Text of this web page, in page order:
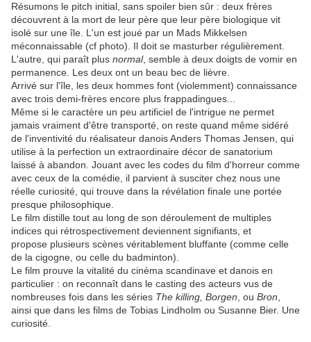
Résumons le pitch initial, sans spoiler bien sûr : deux frères
découvrent à la mort de leur père que leur père biologique vit
isolé sur une île. L'un est joué par un Mads Mikkelsen
méconnaissable (cf photo). Il doit se masturber régulièrement.
L'autre, qui paraît plus normal, semble à deux doigts de vomir en
permanence. Les deux ont un beau bec de lièvre.
Arrivé sur l'île, les deux hommes font (violemment) connaissance
avec trois demi-frères encore plus frappadingues...
Même si le caractère un peu artificiel de l'intrigue ne permet
jamais vraiment d'être transporté, on reste quand même sidéré
de l'inventivité du réalisateur danois Anders Thomas Jensen, qui
utilise à la perfection un extraordinaire décor de sanatorium
laissé à abandon. Jouant avec les codes du film d'horreur comme
avec ceux de la comédie, il parvient à susciter chez nous une
réelle curiosité, qui trouve dans la révélation finale une portée
presque philosophique.
Le film distille tout au long de son déroulement de multiples
indices qui rétrospectivement deviennent signifiants, et
propose plusieurs scènes véritablement bluffante (comme celle
de la cigogne, ou celle du badminton).
Le film prouve la vitalité du cinéma scandinave et danois en
particulier : on reconnaît dans le casting des acteurs vus de
nombreuses fois dans les séries The killing, Borgen , ou Bron
ainsi que dans les films de Tobias Lindholm ou Susanne Bier. Une
curiosité.